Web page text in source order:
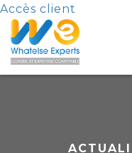
Accès client